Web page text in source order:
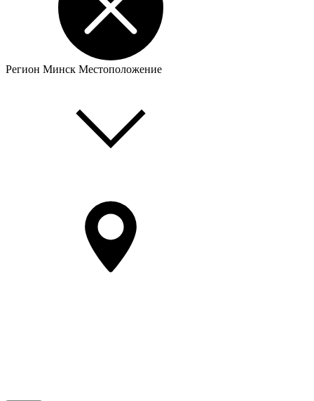
Регион Минск Местоположение